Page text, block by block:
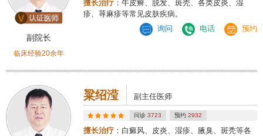
副院长
临床经验20余年
擅长治疗 ：牛皮癣、脱发、斑秃、各类皮炎、湿
疹、荨麻疹等常见皮肤疾病。
询问
电话 预约
粱绍滢 副主任医师
问诊3723 预约 2932
擅长治疗 ：白癜风、皮炎、湿疹、腋臭、斑秃等各